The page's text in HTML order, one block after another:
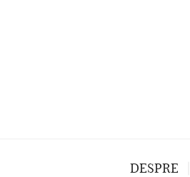
DESPRE